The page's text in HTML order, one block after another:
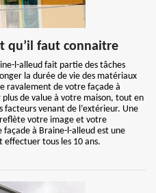
qu’il faut connaitre
l-alleud fait partie des tâches
la durée de vie des matériaux
ravalement de votre façade à
de value à votre maison, tout en
venant de l’extérieur. Une
votre image et votre
à Braine-l-alleud est une
effectuer tous les 10 ans.